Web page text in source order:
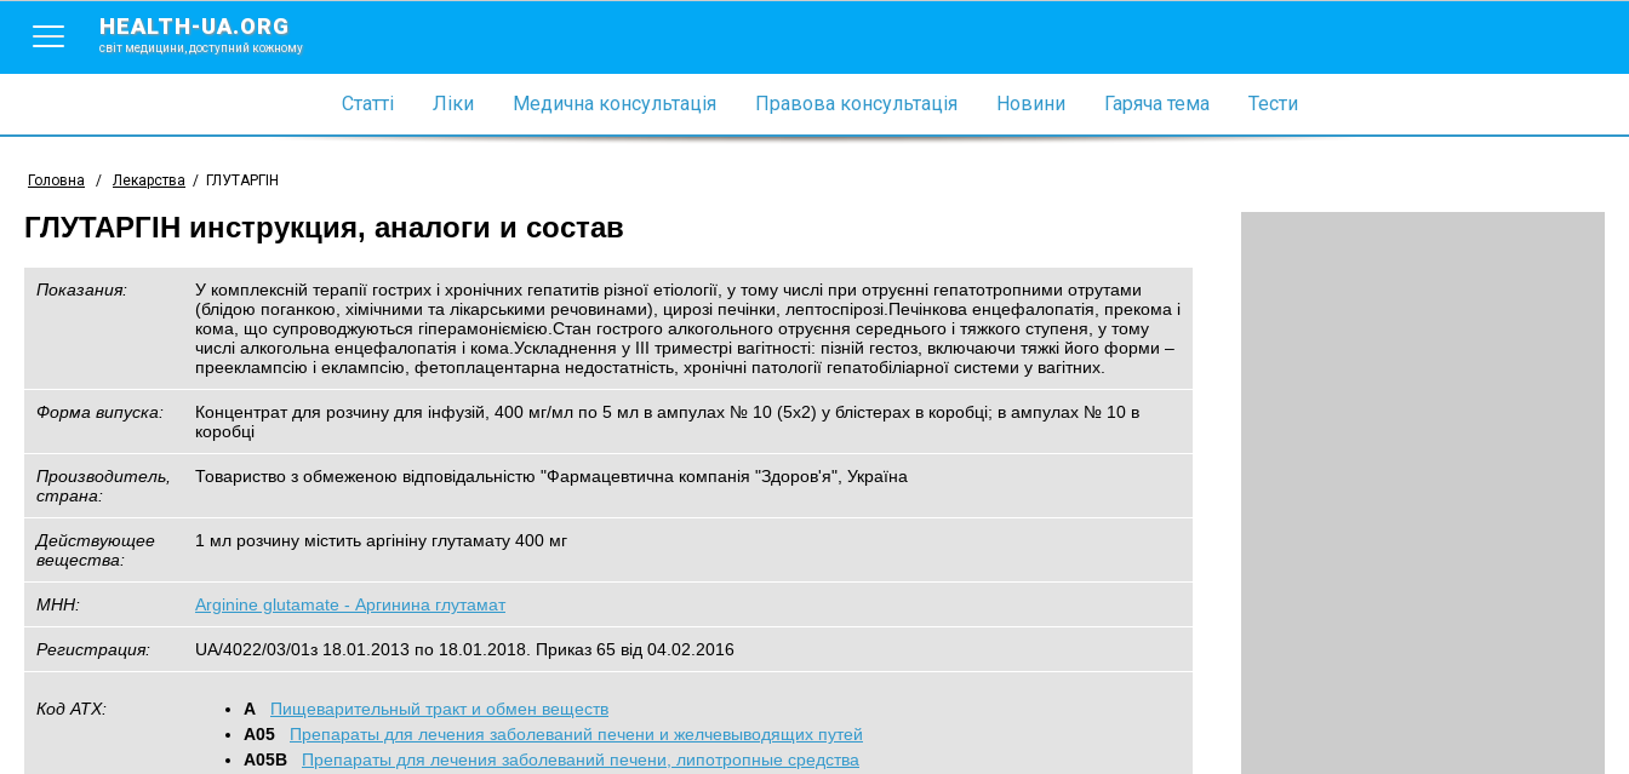
HEALTH-UA.ORG
світ медицини, доступний кожному
Статті Ліки Медична консультація Правова консультація Новини Гаряча тема Тести
Головна / Лекарства / ГЛУТАРГІН
ГЛУТАРГІН инструкция, аналоги и состав
Показания:
У комплексній терапії гострих і хронічних гепатитів різної етіології, у тому числі при отруєнні гепатотропними отрутами
(блідою поганкою, хімічними та лікарськими речовинами), цирозі печінки, лептоспірозі.Печінкова енцефалопатія, прекома і
кома, що супроводжуються гіперамоніємією.Стан гострого алкогольного отруєння середнього і тяжкого ступеня, у тому
числі алкогольна енцефалопатія і кома.Ускладнення у III триместрі вагітності: пізній гестоз, включаючи тяжкі його форми –
прееклампсію і еклампсію, фетоплацентарна недостатність, хронічні патології гепатобіліарної системи у вагітних.
Форма випуска:
Концентрат для розчину для інфузій, 400 мг/мл по 5 мл в ампулах № 10 (5х2) у блістерах в коробці; в ампулах № 10 в
коробці
Производитель,
страна:
Товариство з обмеженою відповідальністю "Фармацевтична компанія "Здоров'я", Україна
Действующее
вещества:
1 мл розчину містить аргініну глутамату 400 мг
МНН: Arginine glutamate - Аргинина глутамат
Регистрация: UA/4022/03/01з 18.01.2013 по 18.01.2018. Приказ 65 від 04.02.2016
Код АТХ: A
Пищеварительный тракт и обмен веществ
A05
Препараты для лечения заболеваний печени и желчевыводящих путей
A05B
Препараты для лечения заболеваний печени, липотропные средства